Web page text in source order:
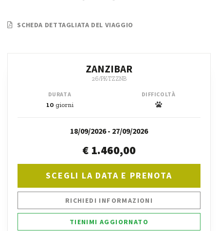
SCHEDA DETTAGLIATA DEL VIAGGIO
ZANZIBAR
26/PK-TZZNB
DURATA
10 giorni
DIFFICOLTÀ
18/09/2026 - 27/09/2026
€ 1.460,00
SCEGLI LA DATA E PRENOTA
RICHIEDI INFORMAZIONI
TIENIMI AGGIORNATO